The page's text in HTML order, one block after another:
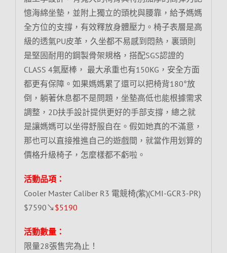
憶海綿坐墊，並附上獨立的頭枕與腰靠，給予媽媽
全方位的支撐，有效釋放身體壓力。椅子表層是高
級的透氣PU皮革，久坐都不易感到悶熱，裏頭則
是堅固耐用的鋼製骨架規格，搭配SGS認證的
CLASS 4氣壓棒， 最大承重也有150KG，安全方面
都更有保障。如果媽媽累了還可以把椅背180°放
倒，躺著休息都不是問題，坐墊高低也能根據需求
調整，2D扶手設計提供更好的手部支撐，總之就
是讓媽媽可以坐得舒服自在。假如她真的不滿意，
那也可以直接推進自己的遊戲間，就當作用划算的
價格升級椅子，怎麼樣都不虧啦。
活動品項：
Cooler Master Caliber R3 電競椅(紫)(CMI-GCR3-PR)
$7590↘ $5190
活動數量：
限量28張售完為止！